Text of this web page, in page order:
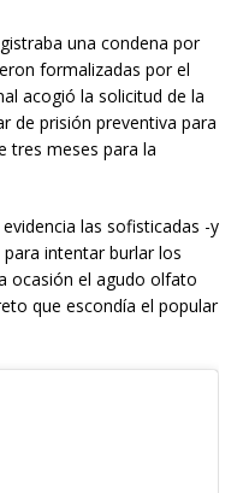
una condena por
formalizadas por el
acogió la solicitud de la
de prisión preventiva para
tres meses para la
las sofisticadas -y
intentar burlar los
ocasión el agudo olfato
que escondía el popular